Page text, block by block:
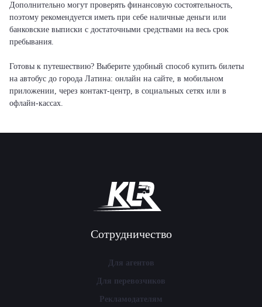
Дополнительно могут проверять финансовую состоятельность,
поэтому рекомендуется иметь при себе наличные деньги или
банковские выписки с достаточными средствами на весь срок
пребывания.
Готовы к путешествию? Выберите удобный способ купить билеты
на автобус до города Латина: онлайн на сайте, в мобильном
приложении, через контакт-центр, в социальных сетях или в
офлайн-кассах.
Сотрудничество
Для агентов
Для перевозчиков
Рекламодателям